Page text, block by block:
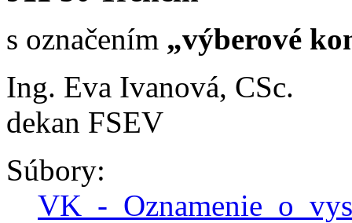
s označením „výberové
Ing. Eva Ivanová, CSc.
dekan FSEV
Súbory:
VK_-